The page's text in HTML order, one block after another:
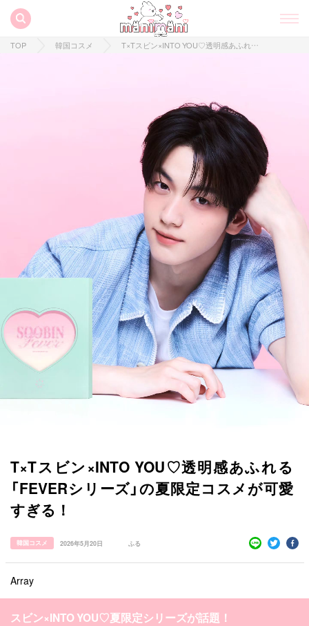
TOP 韓国コスメ T×Tスビン×INTO YOU♡透明感あふれる「FEVERシリーズ」の夏限定コスメが可愛すぎる！
T×Tスビン×INTO YOU♡透明感あふれる
「FEVERシリーズ」の夏限定コスメが可愛
すぎる！
韓国コスメ 2026年5月20日 ふる
Array
スビン×INTO YOU♡夏限定シリーズが話題！